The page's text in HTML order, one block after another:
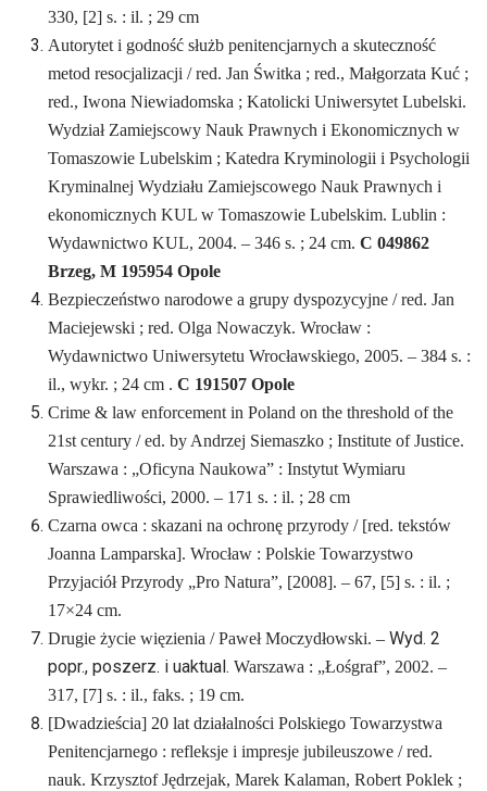
330, [2] s. : il. ; 29 cm
Autorytet i godność służb penitencjarnych a skuteczność
metod resocjalizacji / red. Jan Świtka ; red., Małgorzata Kuć ;
red., Iwona Niewiadomska ; Katolicki Uniwersytet Lubelski.
Wydział Zamiejscowy Nauk Prawnych i Ekonomicznych w
Tomaszowie Lubelskim ; Katedra Kryminologii i Psychologii
Kryminalnej Wydziału Zamiejscowego Nauk Prawnych i
ekonomicznych KUL w Tomaszowie Lubelskim. Lublin :
Wydawnictwo KUL, 2004. – 346 s. ; 24 cm. C 049862
Brzeg, M 195954 Opole
Bezpieczeństwo narodowe a grupy dyspozycyjne / red. Jan
Maciejewski ; red. Olga Nowaczyk. Wrocław :
Wydawnictwo Uniwersytetu Wrocławskiego, 2005. – 384 s. :
il., wykr. ; 24 cm . C 191507 Opole
Crime & law enforcement in Poland on the threshold of the
21st century / ed. by Andrzej Siemaszko ; Institute of Justice.
Warszawa : „Oficyna Naukowa” : Instytut Wymiaru
Sprawiedliwości, 2000. – 171 s. : il. ; 28 cm
Czarna owca : skazani na ochronę przyrody / [red. tekstów
Joanna Lamparska]. Wrocław : Polskie Towarzystwo
Przyjaciół Przyrody „Pro Natura”, [2008]. – 67, [5] s. : il. ;
17×24 cm.
Drugie życie więzienia / Paweł Moczydłowski. – Wyd. 2
popr., poszerz. i uaktual. Warszawa : „Łośgraf”, 2002. –
317, [7] s. : il., faks. ; 19 cm.
[Dwadzieścia] 20 lat działalności Polskiego Towarzystwa
Penitencjarnego : refleksje i impresje jubileuszowe / red.
nauk. Krzysztof Jędrzejak, Marek Kalaman, Robert Poklek ;